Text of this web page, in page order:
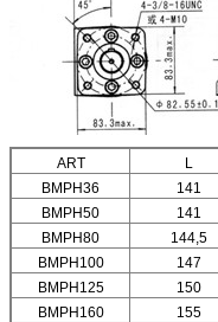
ART L
BMPH36
141
BMPH50
141
BMPH80
144,5
BMPH100
147
BMPH125
150
BMPH160
155